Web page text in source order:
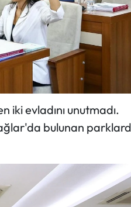
evladını unutmadı.
bulunan